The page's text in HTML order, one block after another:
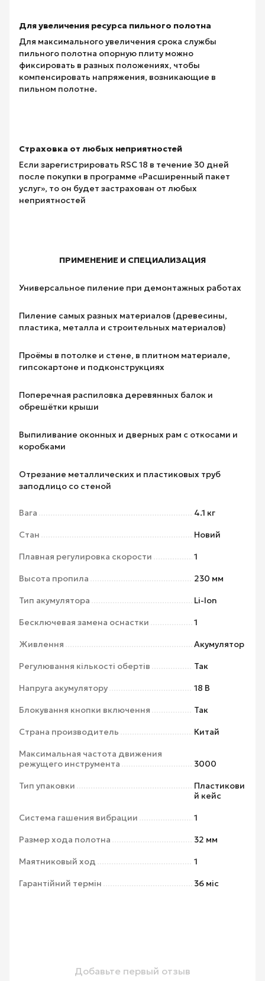
Для увеличения ресурса пильного полотна
Для максимального увеличения срока службы
пильного полотна опорную плиту можно
фиксировать в разных положениях, чтобы
компенсировать напряжения, возникающие в
пильном полотне.
Страховка от любых неприятностей
Если зарегистрировать RSC 18 в течение 30 дней
после покупки в программе «Расширенный пакет
услуг», то он будет застрахован от любых
неприятностей
ПРИМЕНЕНИЕ И СПЕЦИАЛИЗАЦИЯ
Универсальное пиление при демонтажных работах
Пиление самых разных материалов (древесины,
пластика, металла и строительных материалов)
Проёмы в потолке и стене, в плитном материале,
гипсокартоне и подконструкциях
Поперечная распиловка деревянных балок и
обрешётки крыши
Выпиливание оконных и дверных рам с откосами и
коробками
Отрезание металлических и пластиковых труб
заподлицо со стеной
Вага 4.1 кг
Стан Новий
Плавная регулировка скорости 1
Высота пропила 230 мм
Тип акумулятора Li-Ion
Бесключевая замена оснастки 1
Живлення Акумулятор
Регулювання кількості обертів Так
Напруга акумулятору 18 В
Блокування кнопки включення Так
Страна производитель Китай
Максимальная частота движения
режущего инструмента
3000
Тип упаковки
Пластикови
й кейс
Система гашения вибрации 1
Размер хода полотна 32 мм
Маятниковый ход 1
Гарантійний термін 36 міс
Добавьте первый отзыв